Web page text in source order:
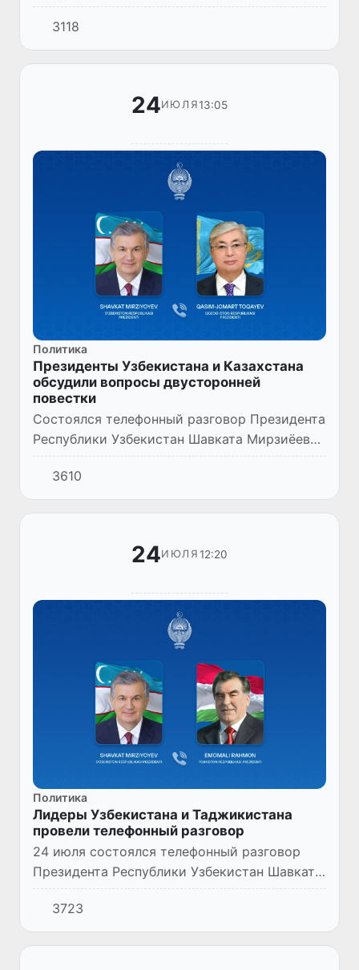
и Президента Азербайджанской Республики
Ильхама Алиева.
3118
24ИЮЛЯ13:05
Политика
Президенты Узбекистана и Казахстана
обсудили вопросы двусторонней
повестки
Cостоялся телефонный разговор Президента
Республики Узбекистан Шавката Мирзиёева
с Президентом Республики Казахстан
Касым-Жомартом Токаевым.
3610
24ИЮЛЯ 12:20
Политика
Лидеры Узбекистана и Таджикистана
провели телефонный разговор
24 июля состоялся телефонный разговор
Президента Республики Узбекистан Шавката
Мирзиёева с Президентом Республики
Таджикистан Эмомали Рахмоном.
3723